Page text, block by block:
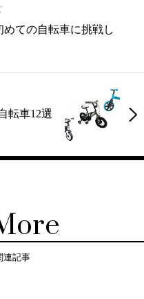
めての自転車に挑戦し
転車12選
連記事